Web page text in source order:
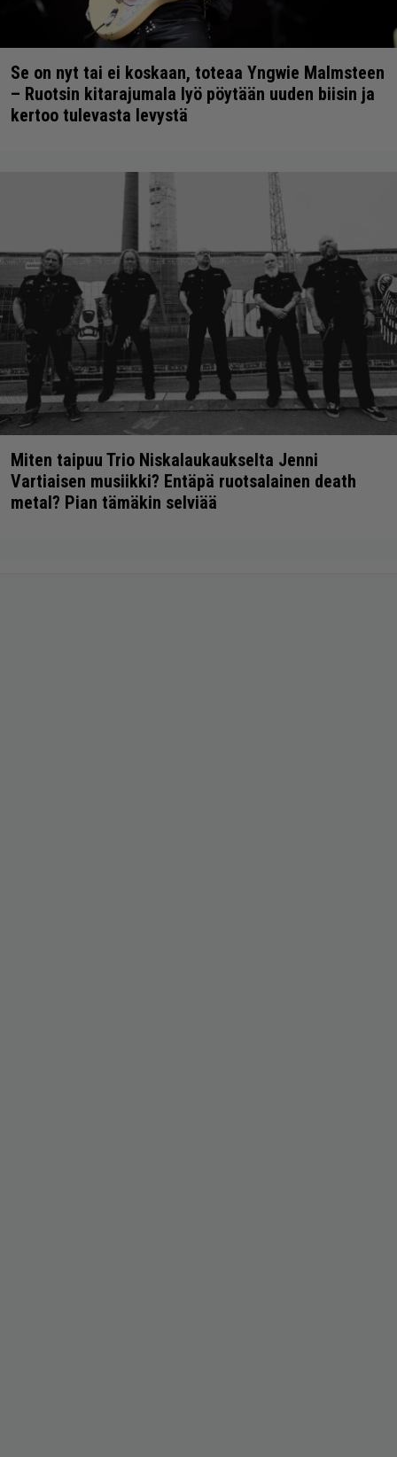
Se on nyt tai ei koskaan, toteaa Yngwie Malmsteen
– Ruotsin kitarajumala lyö pöytään uuden biisin ja
kertoo tulevasta levystä
Miten taipuu Trio Niskalaukaukselta Jenni
Vartiaisen musiikki? Entäpä ruotsalainen death
metal? Pian tämäkin selviää